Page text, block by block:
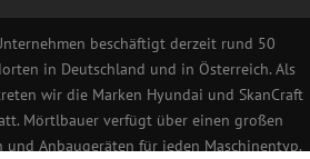
beschäftigt derzeit rund 50
in Deutschland und in Österreich. Als
wir die Marken Hyundai und SkanCraft
Mörtlbauer verfügt über einen großen
und Anbaugeräten für jeden Maschinentyp.